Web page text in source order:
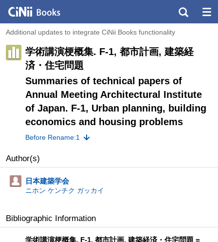
Additional updates to integrate CiNii Books functionality
学術講演梗概集. F-1, 都市計画, 建築経
済・住宅問題
Summaries of technical papers of
Annual Meeting Architectural Institute
of Japan. F-1, Urban planning, building
economics and housing problems
Before Rename:1
Author(s)
日本建築学会
ニホン ケンチク ガッカイ
Bibliographic Information
学術講演梗概集. F-1, 都市計画, 建築経済・住宅問題 =